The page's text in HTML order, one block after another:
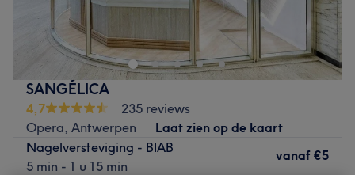
SANGÉLICA
4,7
235 reviews
Opera, Antwerpen
Laat zien op de kaart
Nagelversteviging - BIAB
5 min - 1 u 15 min
vanaf €5